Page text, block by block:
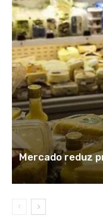
Mercado reduz